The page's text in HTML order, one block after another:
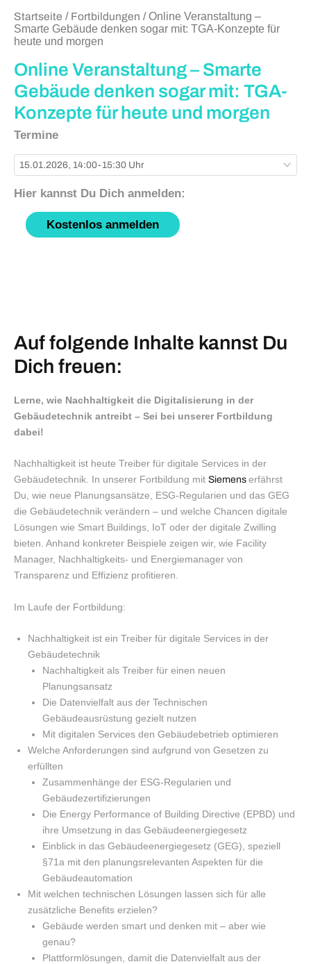
Startseite / Fortbildungen / Online Veranstaltung –
Smarte Gebäude denken sogar mit: TGA-Konzepte für
heute und morgen
Online Veranstaltung – Smarte
Gebäude denken sogar mit: TGA-
Konzepte für heute und morgen
Termine
Kostenlos anmelden
Auf folgende Inhalte kannst Du
Dich freuen:
Lerne, wie Nachhaltigkeit die Digitalisierung in der
Gebäudetechnik antreibt – Sei bei unserer Fortbildung
dabei!
Nachhaltigkeit ist heute Treiber für digitale Services in der
Gebäudetechnik. In unserer Fortbildung mit Siemens erfährst
Du, wie neue Planungsansätze, ESG-Regularien und das GEG
die Gebäudetechnik verändern – und welche Chancen digitale
Lösungen wie Smart Buildings, IoT oder der digitale Zwilling
bieten. Anhand konkreter Beispiele zeigen wir, wie Facility
Manager, Nachhaltigkeits- und Energiemanager von
Transparenz und Effizienz profitieren.
Im Laufe der Fortbildung:
Nachhaltigkeit ist ein Treiber für digitale Services in der
Gebäudetechnik
Nachhaltigkeit als Treiber für einen neuen
Planungsansatz
Die Datenvielfalt aus der Technischen
Gebäudeausrüstung gezielt nutzen
Mit digitalen Services den Gebäudebetrieb optimieren
Welche Anforderungen sind aufgrund von Gesetzen zu
erfüllten
Zusammenhänge der ESG-Regularien und
Gebäudezertifizierungen
Die Energy Performance of Building Directive (EPBD) und
ihre Umsetzung in das Gebäudeenergiegesetz
Einblick in das Gebäudeenergiegesetz (GEG), speziell
§71a mit den planungsrelevanten Aspekten für die
Gebäudeautomation
Mit welchen technischen Lösungen lassen sich für alle
zusätzliche Benefits erzielen?
Gebäude werden smart und denken mit – aber wie
genau?
Plattformlösungen, damit die Datenvielfalt aus der